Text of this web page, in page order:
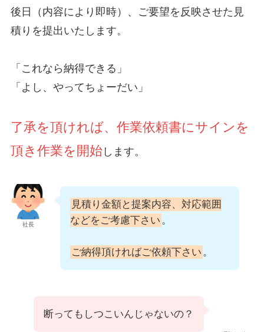
後日（内容により即時）、ご要望を反映させた見
積りを提出いたします。
「これなら納得できる」
「よし、やってちょーだい」
了承を頂ければ、作業依頼書にサインを
頂き作業を開始します。
社長
見積り金額と提案内容、対応範囲
などをご考慮下さい 。
ご納得頂ければご依頼下さい 。
断ってもしつこいんじゃないの？